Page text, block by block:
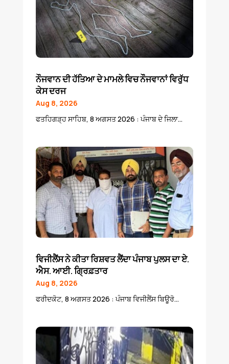
ਨੌਜਵਾਨ ਦੀ ਹੱਤਿਆ ਦੇ ਮਾਮਲੇ ਵਿਚ ਨੌਜਵਾਨਾਂ ਵਿਰੁੱਧ
ਕੇਸ ਦਰਜ
Aug 8, 2026
ਫਤਹਿਗੜ੍ਹ ਸਾਹਿਬ, 8 ਅਗਸਤ 2026 : ਪੰਜਾਬ ਦੇ ਜਿਲਾ...
ਵਿਜੀਲੈਂਸ ਨੇ ਕੀਤਾ ਰਿਸ਼ਵਤ ਲੈਂਦਾ ਪੰਜਾਬ ਪੁਲਸ ਦਾ ਏ.
ਐਸ. ਆਈ. ਗ੍ਰਿਫ਼ਤਾਰ
Aug 8, 2026
ਫਰੀਦਕੋਟ, 8 ਅਗਸਤ 2026 : ਪੰਜਾਬ ਵਿਜੀਲੈਂਸ ਬਿਊਰੋ...